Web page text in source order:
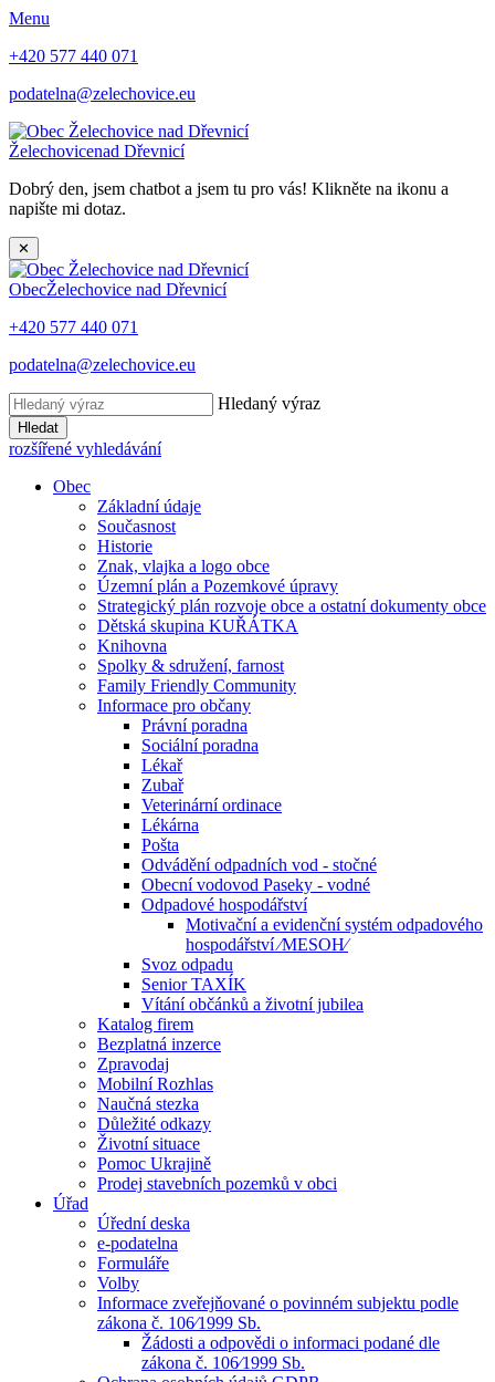
Menu
+420 577 440 071
podatelna@zelechovice.eu
Želechovicenad Dřevnicí
Dobrý den, jsem chatbot a jsem tu pro vás! Klikněte na ikonu a
napište mi dotaz.
✕
ObecŽelechovice nad Dřevnicí
+420 577 440 071
podatelna@zelechovice.eu
Hledaný výraz
Hledat
rozšířené vyhledávání
Obec
Základní údaje
Současnost
Historie
Znak, vlajka a logo obce
Územní plán a Pozemkové úpravy
Strategický plán rozvoje obce a ostatní dokumenty obce
Dětská skupina KUŘÁTKA
Knihovna
Spolky & sdružení, farnost
Family Friendly Community
Informace pro občany
Právní poradna
Sociální poradna
Lékař
Zubař
Veterinární ordinace
Lékárna
Pošta
Odvádění odpadních vod - stočné
Obecní vodovod Paseky - vodné
Odpadové hospodářství
Motivační a evidenční systém odpadového
hospodářství ⁄MESOH⁄
Svoz odpadu
Senior TAXÍK
Vítání občánků a životní jubilea
Katalog firem
Bezplatná inzerce
Zpravodaj
Mobilní Rozhlas
Naučná stezka
Důležité odkazy
Životní situace
Pomoc Ukrajině
Prodej stavebních pozemků v obci
Úřad
Úřední deska
e-podatelna
Formuláře
Volby
Informace zveřejňované o povinném subjektu podle
zákona č. 106⁄1999 Sb.
Žádosti a odpovědi o informaci podané dle
zákona č. 106⁄1999 Sb.